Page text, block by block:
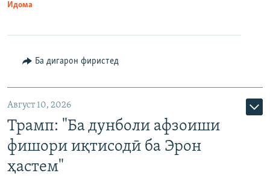
Идома
Ба дигарон фиристед
Август 10, 2026
Трамп: "Ба дунболи афзоиши
фишори иқтисодӣ ба Эрон
ҳастем"